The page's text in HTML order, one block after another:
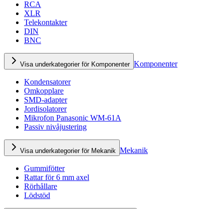
RCA
XLR
Telekontakter
DIN
BNC
Visa underkategorier för Komponenter Komponenter
Kondensatorer
Omkopplare
SMD-adapter
Jordisolatorer
Mikrofon Panasonic WM-61A
Passiv nivåjustering
Visa underkategorier för Mekanik Mekanik
Gummifötter
Rattar för 6 mm axel
Rörhållare
Lödstöd